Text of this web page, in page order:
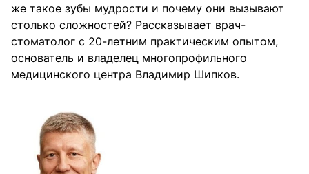
же такое зубы мудрости и почему они вызывают
столько сложностей? Рассказывает врач-
стоматолог с 20-летним практическим опытом,
основатель и владелец многопрофильного
медицинского центра Владимир Шипков.